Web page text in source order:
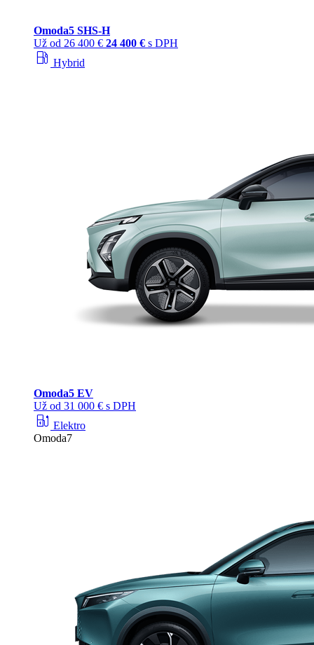
Omoda5 SHS‑H
Už od 26 400 € 24 400 € s DPH
local_gas_station Hybrid
Omoda5 EV
Už od 31 000 € s DPH
ev_station Elektro
Omoda7